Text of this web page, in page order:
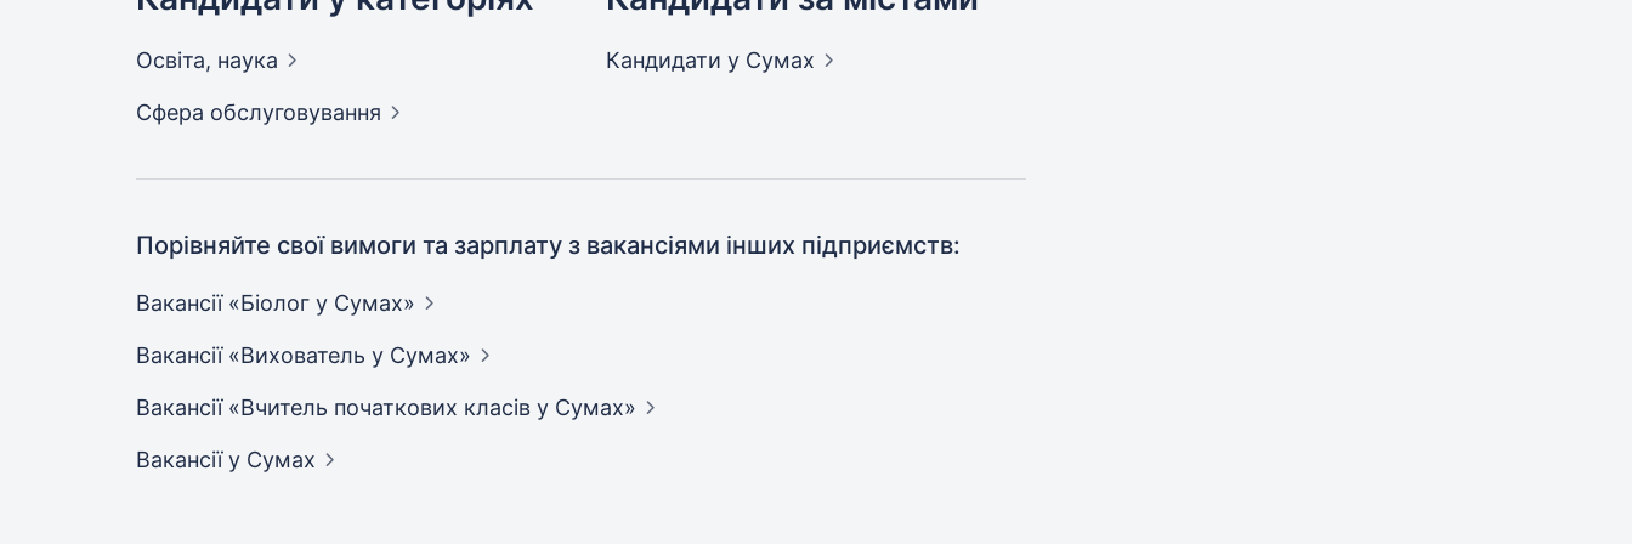
Освіта, наука
Сфера обслуговування
Кандидати у Сумах
Порівняйте свої вимоги та зарплату з вакансіями інших підприємств:
Вакансії «Біолог у Сумах»
Вакансії «Вихователь у Сумах»
Вакансії «Вчитель початкових класів у Сумах»
Вакансіїу Сумах